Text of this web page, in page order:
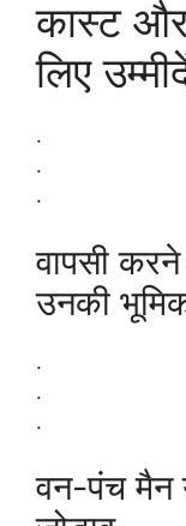
कास्ट
लिए
.
.
.
वापसी
उनकी
.
.
.
वन-पंच मैन